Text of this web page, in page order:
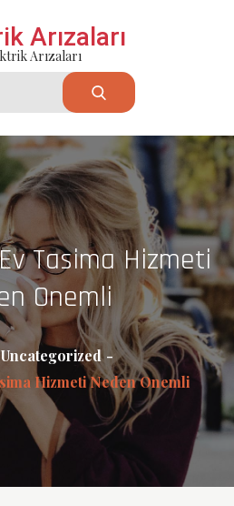
Arızaları
Arızaları
Tasima Hizmeti
Onemli
Uncategorized
Hizmeti Neden Onemli